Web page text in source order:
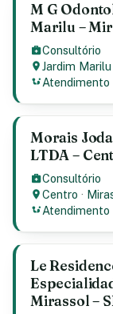
M G
Marilu –
Consultório
Jardim Marilu
Atendimento
Morais
LTDA –
Consultório
Centro ·
Atendimento
Le
Mirassol –